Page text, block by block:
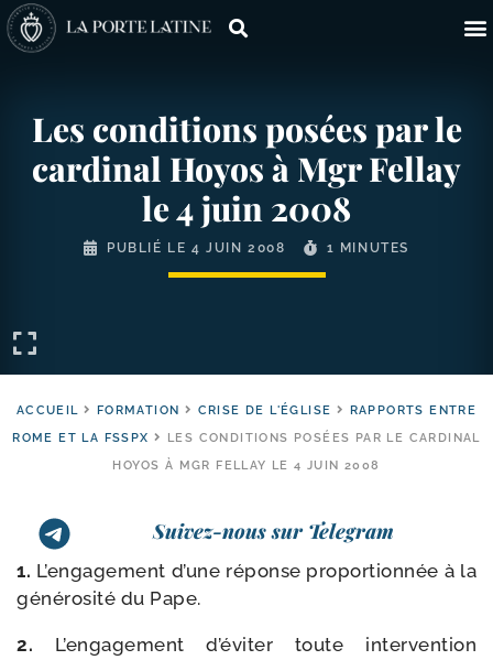
Les conditions posées par le
cardinal Hoyos à Mgr Fellay
le 4 juin 2008
PUBLIÉ LE 4 JUIN 2008 1 MINUTES
ACCUEIL FORMATION CRISE DE L'ÉGLISE
RAPPORTS ENTRE
ROME ET LA FSSPX
LES CONDITIONS POSÉES PAR LE CARDINAL
HOYOS À MGR FELLAY LE 4 JUIN 2008
Suivez-nous sur Telegram
1. L’engagement d’une réponse pro­por­tion­née à la
géné­ro­si­té du Pape.
2. L’engagement d’éviter toute inter­ven­tion